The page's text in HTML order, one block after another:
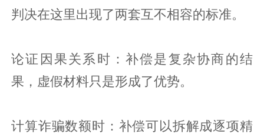
判决在这里出现了两套互不相容的标准。
论证因果关系时：补偿是复杂协商的结
果，虚假材料只是形成了优势。
计算诈骗数额时：补偿可以拆解成逐项精